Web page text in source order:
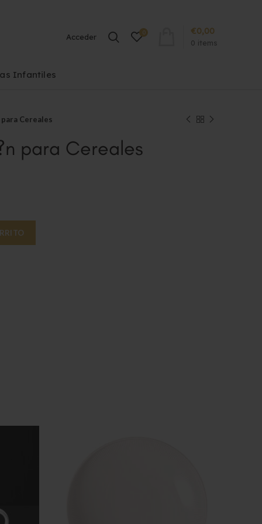
Acceder 0
0 items
€0,00
Infantiles
Cereales
para Cereales